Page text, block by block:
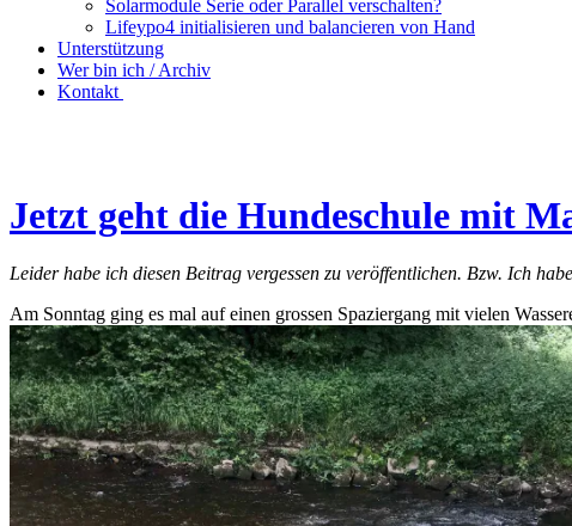
Solarmodule Serie oder Parallel verschalten?
Lifeypo4 initialisieren und balancieren von Hand
Unterstützung
Wer bin ich / Archiv
Kontakt
Jetzt geht die Hundeschule mit
Leider habe ich diesen Beitrag vergessen zu veröffentlichen. Bzw. Ich
Am Sonntag ging es mal auf einen grossen Spaziergang mit vielen